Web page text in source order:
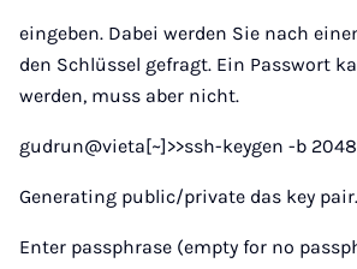
eingeben. Dabei werden Sie nach
den Schlüssel gefragt. Ein Passwort
werden, muss aber nicht.
gudrun@vieta[~]>>ssh-keygen -b
Generating public/private das key pair.
Enter passphrase (empty for no